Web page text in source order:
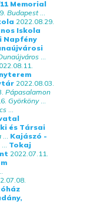
Memorial
Budapest...
2022.08.29.
Iskola
Napfény
...
2022.08.03.
Pápasalamon
Györköny...
...
és Társai
... Kajászó -
... Tokaj
2022.07.11.